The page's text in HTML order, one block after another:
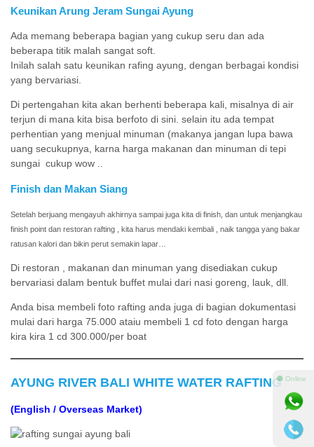
Keunikan Arung Jeram Sungai Ayung
Ada memang beberapa bagian yang cukup seru dan ada
beberapa titik malah sangat soft.
Inilah salah satu keunikan rafing ayung, dengan berbagai kondisi
yang bervariasi.
Di pertengahan kita akan berhenti beberapa kali, misalnya di air
terjun di mana kita bisa berfoto di sini. selain itu ada tempat
perhentian yang menjual minuman (makanya jangan lupa bawa
uang secukupnya, karna harga makanan dan minuman di tepi
sungai cukup wow ..
Finish dan Makan Siang
Setelah berjuang mengayuh akhirnya sampai juga kita di finish, dan untuk menjangkau
finish point dan restoran rafting , kita harus mendaki kembali , naik tangga yang bakar
ratusan kalori dan bikin perut semakin lapar…
Di restoran , makanan dan minuman yang disediakan cukup
bervariasi dalam bentuk buffet mulai dari nasi goreng, lauk, dll.
Anda bisa membeli foto rafting anda juga di bagian dokumentasi
mulai dari harga 75.000 ataiu membeli 1 cd foto dengan harga
kira kira 1 cd 300.000/per boat
AYUNG RIVER BALI WHITE WATER RAFTING
(English / Overseas Market)
⚫ Online